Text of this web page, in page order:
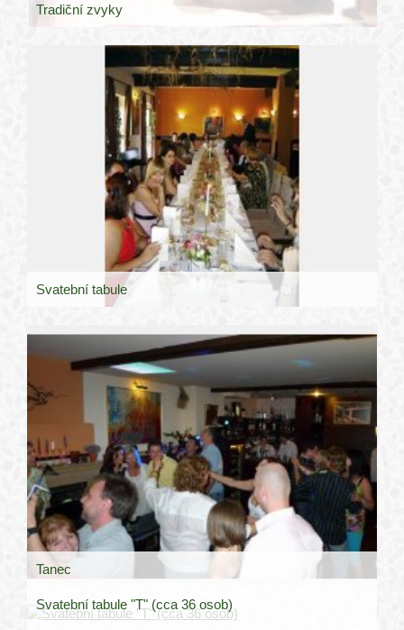
Tradiční zvyky
Svatební tabule
Tanec
Svatební tabule "T" (cca 36 osob)